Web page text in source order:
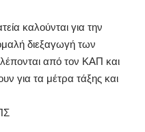
καλούνται για την
διεξαγωγή των
από τον ΚΑΠ και
για τα μέτρα τάξης και